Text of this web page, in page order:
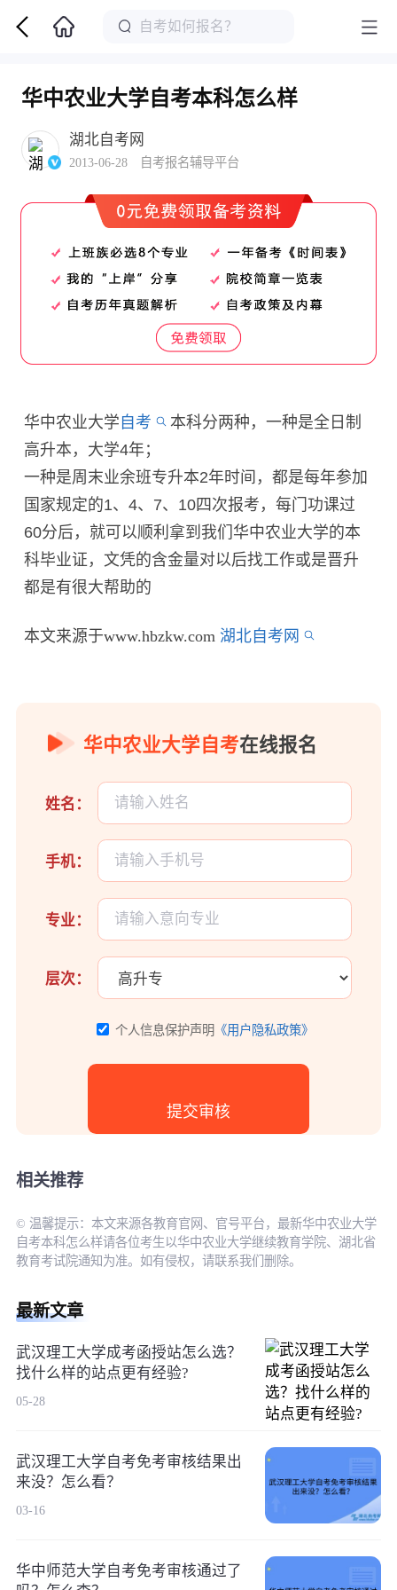
华中农业大学自考本科怎么样
湖北自考网
2013-06-28 自考报名辅导平台
华中农业大学 自考
本科分两种，一种是全日制
高升本，大学4年；
一种是周末业余班专升本2年时间，都是每年参加
国家规定的1、4、7、10四次报考，每门功课过
60分后，就可以顺利拿到我们华中农业大学的本
科毕业证，文凭的含金量对以后找工作或是晋升
都是有很大帮助的
本文来源于www.hbzkw.com 湖北自考网
华中农业大学自考在线报名
姓名：
手机：
专业：
层次：
个人信息保护声明 《用户隐私政策》
相关推荐
© 温馨提示：本文来源各教育官网、官号平台，最新华中农业大学
自考本科怎么样请各位考生以华中农业大学继续教育学院、湖北省
教育考试院通知为准。如有侵权，请联系我们删除。
最新文章
武汉理工大学成考函授站怎么选？
找什么样的站点更有经验?
05-28
武汉理工大学自考免考审核结果出
来没？怎么看？
03-16
华中师范大学自考免考审核通过了